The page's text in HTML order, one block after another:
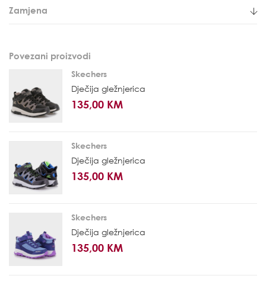
Zamjena
Povezani proizvodi
Skechers
Dječija gležnjerica
135,00 KM
Skechers
Dječija gležnjerica
135,00 KM
Skechers
Dječija gležnjerica
135,00 KM